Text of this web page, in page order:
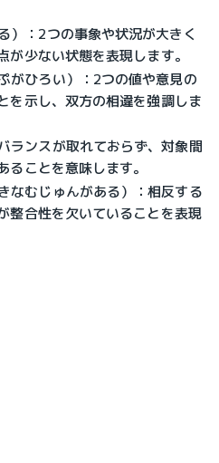
）：2つの事象や状況が大きく
少ない状態を表現します。
がひろい）：2つの値や意見の
を示し、双方の相違を強調しま
ランスが取れておらず、対象間
ることを意味します。
なむじゅんがある）：相反する
整合性を欠いていることを表現